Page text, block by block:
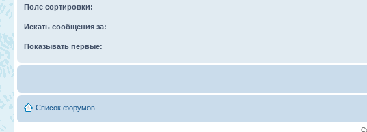
Поле сортировки:
Искать сообщения за:
Показывать первые:
Список форумов